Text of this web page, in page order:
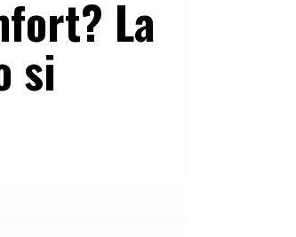
La
si